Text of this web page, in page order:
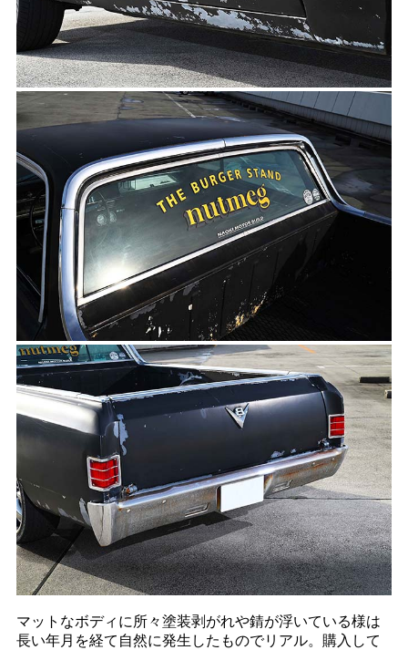
マットなボディに所々塗装剥がれや錆が浮いている様は
長い年月を経て自然に発生したものでリアル。購入して